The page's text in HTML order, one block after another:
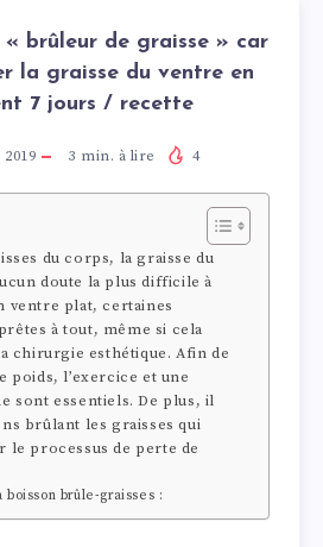
« brûleur de graisse » car
la graisse du ventre en
7 jours / recette
3 min. à lire 4
du corps, la graisse du
doute la plus difficile à
ventre plat, certaines
à tout, même si cela
chirurgie esthétique. Afin de
poids, l’exercice et une
sont essentiels. De plus, il
brûlant les graisses qui
le processus de perte de
brûle-graisses :